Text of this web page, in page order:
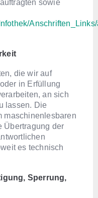
sowie
die wir auf
in Erfüllung
an sich
lassen. Die
maschinenlesbaren
Übertragung der
es technisch
Sperrung,